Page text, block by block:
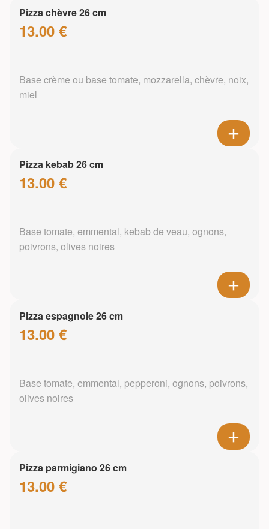
Pizza chèvre 26 cm
13.00 €
Base crème ou base tomate, mozzarella, chèvre, noix,
miel
Pizza kebab 26 cm
13.00 €
Base tomate, emmental, kebab de veau, ognons,
poivrons, olives noires
Pizza espagnole 26 cm
13.00 €
Base tomate, emmental, pepperoni, ognons, poivrons,
olives noires
Pizza parmigiano 26 cm
13.00 €